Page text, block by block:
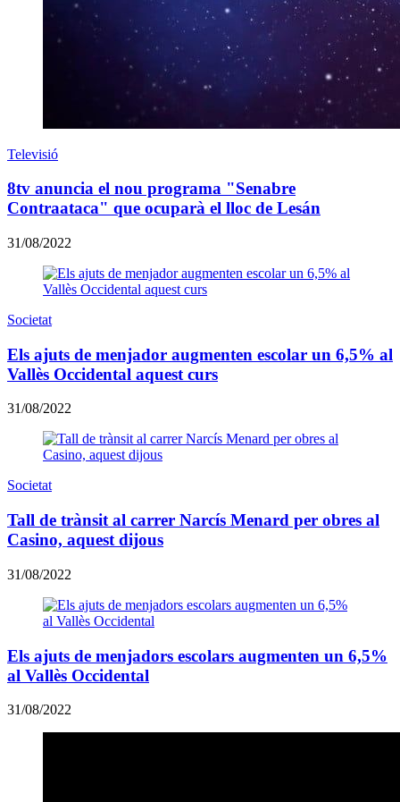
Televisió
8tv anuncia el nou programa "Senabre
Contraataca" que ocuparà el lloc de Lesán
31/08/2022
Societat
Els ajuts de menjador augmenten escolar un 6,5% al
Vallès Occidental aquest curs
31/08/2022
Societat
Tall de trànsit al carrer Narcís Menard per obres al
Casino, aquest dijous
31/08/2022
Els ajuts de menjadors escolars augmenten un 6,5%
al Vallès Occidental
31/08/2022